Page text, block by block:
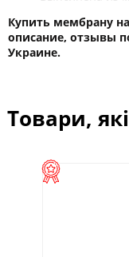
Купить мембрану
описание, отзывы
Украине.
Товари,